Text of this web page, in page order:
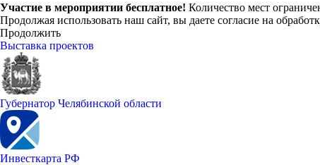
Участие в мероприятии бесплатное! Количество мест
Продолжая использовать наш сайт, вы даете согласие на
Продолжить
Выставка проектов
Губернатор Челябинской области
Инвесткарта РФ